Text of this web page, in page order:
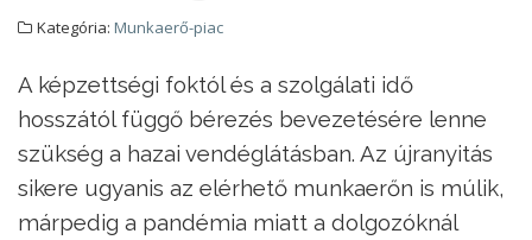
Kategória: Munkaerő-piac
A képzettségi foktól és a szolgálati idő
hosszától függő bérezés bevezetésére lenne
szükség a hazai vendéglátásban. Az újranyitás
sikere ugyanis az elérhető munkaerőn is múlik,
márpedig a pandémia miatt a dolgozóknál